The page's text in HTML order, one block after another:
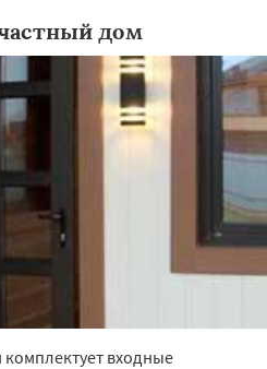
дом
входные